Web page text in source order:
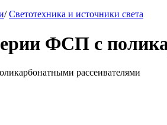
/Светотехника и источники света
ФСП с